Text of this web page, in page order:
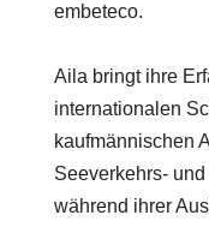
embeteco.
Aila bringt ihre
internationalen
kaufmännischen
Seeverkehrs-
während ihrer